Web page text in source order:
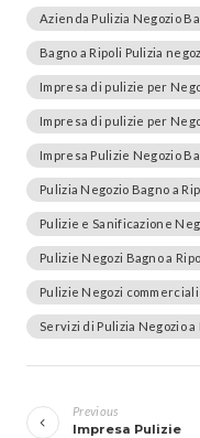
Azienda Pulizia Negozio
Bagno a Ripoli Pulizia
Impresa di pulizie per
Impresa di pulizie per
Impresa Pulizie Negozio
Pulizia Negozio Bagno a
Pulizie e Sanificazione
Pulizie Negozi Bagno a
Pulizie Negozi commerciali
Servizi di Pulizia Negozio a
articoli
Previous
Impresa Pulizie